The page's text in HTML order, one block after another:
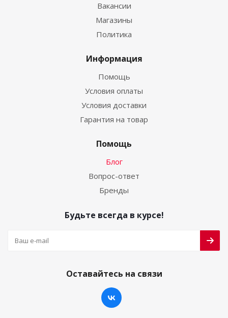
Вакансии
Магазины
Политика
Информация
Помощь
Условия оплаты
Условия доставки
Гарантия на товар
Помощь
Блог
Вопрос-ответ
Бренды
Будьте всегда в курсе!
Оставайтесь на связи